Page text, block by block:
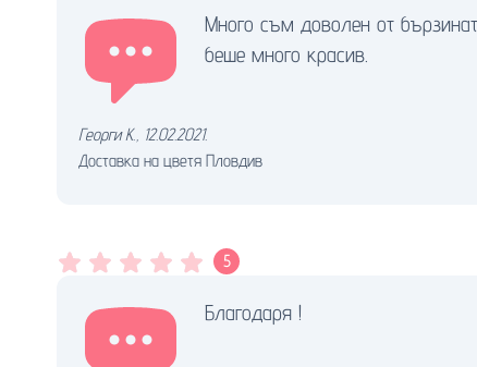
Много съм доволен от
беше много красив.
Георги К., 12.02.2021.
Доставка на цветя Пловдив
5
Благодаря !